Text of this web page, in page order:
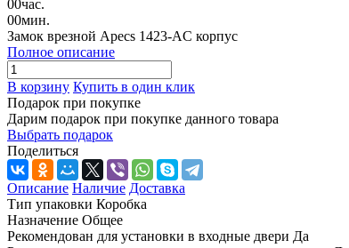
00час.
00мин.
Замок врезной Apecs 1423-AC корпус
Полное описание
В корзину Купить в один клик
Подарок при покупке
Дарим подарок при покупке данного товара
Выбрать подарок
Поделиться
Описание Наличие Доставка
Тип упаковки Коробка
Назначение Общее
Рекомендован для установки в входные двери Да